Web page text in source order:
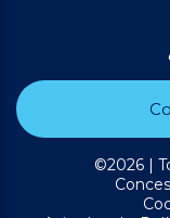
©2026 |